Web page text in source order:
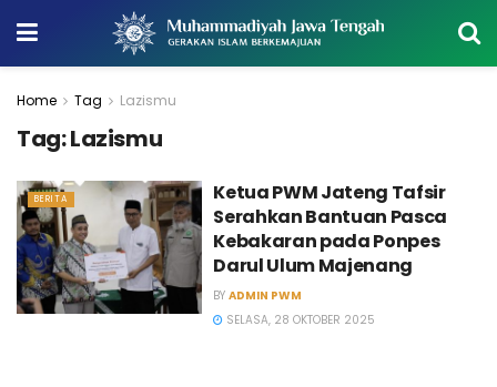
Home Tag Lazismu
Tag:Lazismu
BERITA
Ketua PWM Jateng Tafsir
Serahkan Bantuan Pasca
Kebakaran pada Ponpes
Darul Ulum Majenang
BY ADMIN PWM
SELASA, 28 OKTOBER 2025